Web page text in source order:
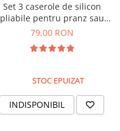
Set 3 caserole de silicon
pliabile pentru pranz sau
merinde
79,00 RON
STOC EPUIZAT
INDISPONIBIL